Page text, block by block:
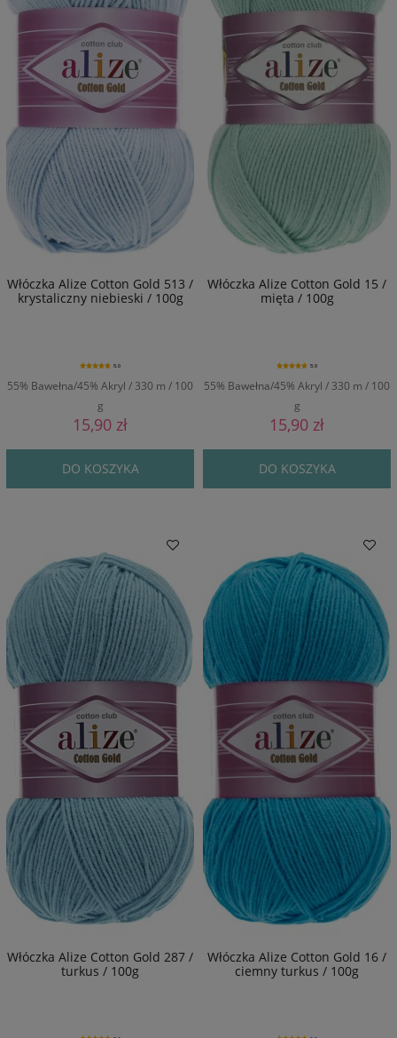
Włóczka Alize Cotton Gold 513 /
krystaliczny niebieski / 100g
55% Bawełna/45% Akryl / 330 m / 100
g
5.0
15,90 zł
DO KOSZYKA
Włóczka Alize Cotton Gold 15 /
mięta / 100g
55% Bawełna/45% Akryl / 330 m / 100
g
5.0
15,90 zł
DO KOSZYKA
Włóczka Alize Cotton Gold 287 /
turkus / 100g
Włóczka Alize Cotton Gold 16 /
ciemny turkus / 100g